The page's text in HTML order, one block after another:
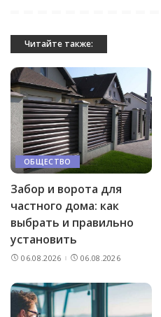
Читайте также:
ОБЩЕСТВО
Забор и ворота для
частного дома: как
выбрать и правильно
установить
06.08.2026 06.08.2026